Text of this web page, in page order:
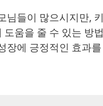
님들이 많으시지만, 키
움을 줄 수 있는 방법
장에 긍정적인 효과를